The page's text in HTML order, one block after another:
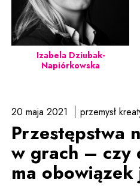
Izabela Dziubak-
Napiórkowska
20 maja 2021 przemysł
Przestępstwa
w grach – czy
ma obowiązek